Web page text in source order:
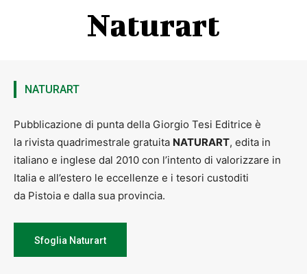
Naturart
NATURART
Pubblicazione di punta della Giorgio Tesi Editrice è
la rivista quadrimestrale gratuita NATURART, edita in
italiano e inglese dal 2010 con l’intento di valorizzare in
Italia e all’estero le eccellenze e i tesori custoditi
da Pistoia e dalla sua provincia.
Sfoglia Naturart